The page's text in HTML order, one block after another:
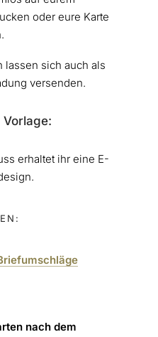
oder eure Karte
lassen sich auch als
versenden.
erhaltet ihr eine E-
nach dem